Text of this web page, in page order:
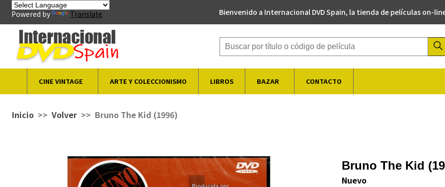
Powered by Translate Bienvenido a Internacional DVD Spain, la tienda de películas on-
Buscador de productos
CINE VINTAGE ARTE Y COLECCIONISMO LIBROS BAZAR CONTACTO
Inicio Volver Bruno The Kid (1996)
Bruno The Kid
Nuevo